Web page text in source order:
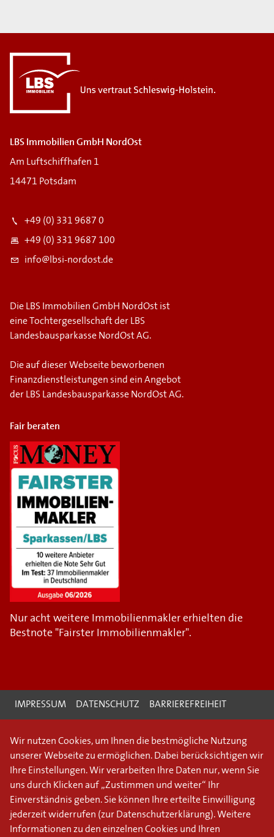
LBS Immobilien GmbH NordOst
Am Luftschiffhafen 1
14471 Potsdam
+49 (0) 331 9687 0
+49 (0) 331 9687 100
info@lbsi-nordost.de
Die LBS Immobilien GmbH NordOst ist
eine Tochtergesellschaft der LBS
Landesbausparkasse NordOst AG.
Die auf dieser Webseite beworbenen
Finanzdienstleistungen sind ein Angebot
der LBS Landesbausparkasse NordOst AG.
Fair beraten
Nur acht weitere Immobilienmakler erhielten die
Bestnote "Fairster Immobilienmakler".
IMPRESSUM DATENSCHUTZ BARRIEREFREIHEIT
Wir nutzen Cookies, um Ihnen die bestmögliche Nutzung
unserer Webseite zu ermöglichen. Dabei berücksichtigen wir
Ihre Einstellungen. Wir verarbeiten Ihre Daten nur, wenn Sie
uns durch Klicken auf „Zustimmen und weiter“ Ihr
Einverständnis geben. Sie können Ihre erteilte Einwilligung
jederzeit widerrufen (zur Datenschutzerklärung). Weitere
Informationen zu den einzelnen Cookies und Ihren